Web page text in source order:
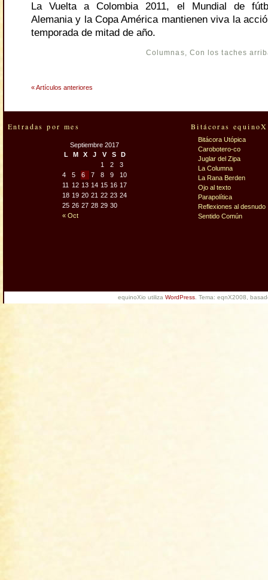
La Vuelta a Colombia 2011, el Mundial de
Alemania y la Copa América mantienen viva la
temporada de mitad de año.
Columnas, Con los taches
« Artículos anteriores
Entradas por mes
Septiembre 2017
L
M X J V S D
« Oct
1 2
3
4
5 6 7 8 9
10
11
12 13 14 15 16 17
18 19 20 21 22 23 24
25 26 27 28 29 30
Bitácoras
Bitácora Utópica
Carobotero-co
Juglar del Zipa
La Columna
La Rana Berden
Ojo al texto
Parapolítica
Reflexiones al desnudo
Sentido Común
equinoXio utiliza WordPress. Tema: eqnX2008,